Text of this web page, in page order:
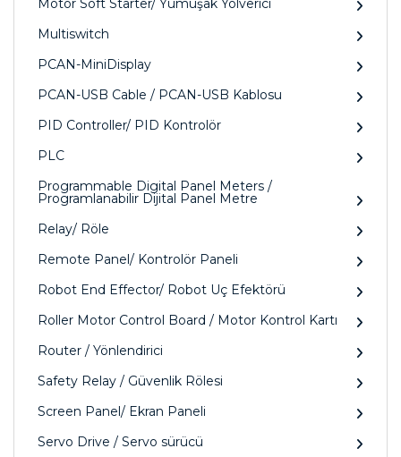
Multiswitch
PCAN-MiniDisplay
PCAN-USB Cable / PCAN-USB Kablosu
PID Controller/ PID Kontrolör
PLC
Programmable Digital Panel Meters /
Programlanabilir Dijital Panel Metre
Relay/ Röle
Remote Panel/ Kontrolör Paneli
Robot End Effector/ Robot Uç Efektörü
Roller Motor Control Board / Motor Kontrol Kartı
Router / Yönlendirici
Safety Relay / Güvenlik Rölesi
Screen Panel/ Ekran Paneli
Servo Drive / Servo sürücü